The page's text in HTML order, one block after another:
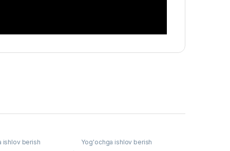
ishlov berish Yog'ochga ishlov berish